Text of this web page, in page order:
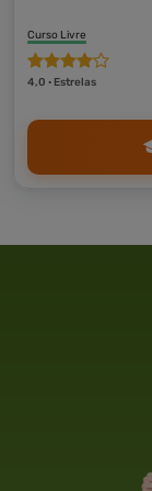
Curso Livre
4,0 · Estrelas